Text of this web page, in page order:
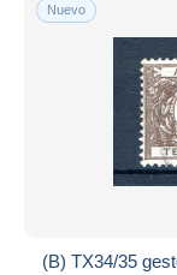
Nuevo
(B) TX34/35